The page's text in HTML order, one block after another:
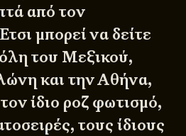
από τον
μπορεί να δείτε
του Μεξικού,
και την Αθήνα,
ίδιο ροζ φωτισμό,
τους ίδιους